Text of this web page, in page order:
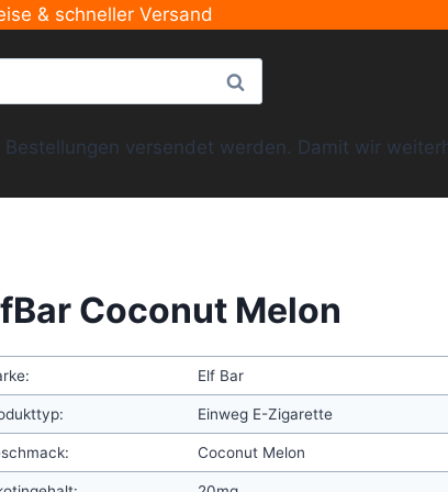
& schneller Versand
Suche
versendet werden. Damit wir
Coconut Melon
Elf Bar
Einweg E-Zigarette
Coconut Melon